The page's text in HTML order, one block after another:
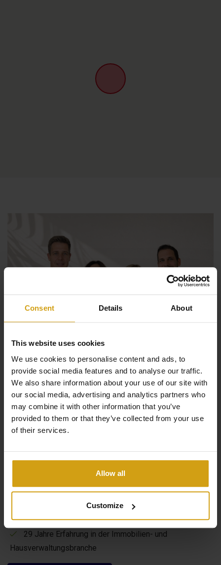
Consent Details About
This website uses cookies
We use cookies to personalise content and ads, to
provide social media features and to analyse our traffic.
We also share information about your use of our site with
our social media, advertising and analytics partners who
may combine it with other information that you’ve
provided to them or that they’ve collected from your use
of their services.
Allow all
Customize
Die Vorteile von CasaLasDunas
29 Jahre Erfahrung in der Immobilien- und
Hausverwaltungsbranche